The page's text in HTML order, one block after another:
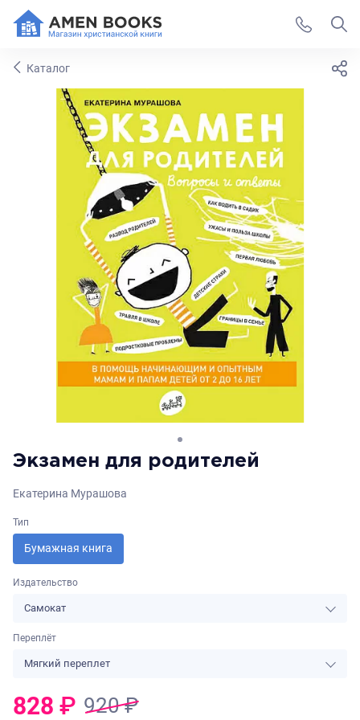
Каталог
Экзамен для родителей
Екатерина Мурашова
Тип
Бумажная книга
Издательство
Самокат
Переплёт
Мягкий переплет
828 ₽ 920₽